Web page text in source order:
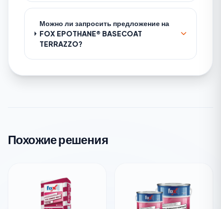
Можно ли запросить предложение на
FOX EPOTHANE® BASECOAT
TERRAZZO?
Похожие решения